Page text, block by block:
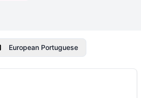
European Portuguese